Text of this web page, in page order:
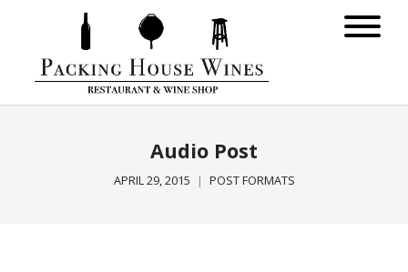
Audio Post
APRIL 29, 2015 POST FORMATS